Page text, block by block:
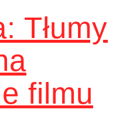
Tłumy
filmu